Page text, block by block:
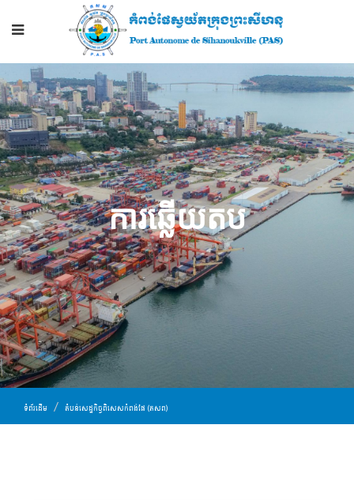
ការឆ្លើយតប
ទំព័រដើម តំបន់​សេដ្ឋកិច្ច​ពិសេស​កំពង់ផែ​​ (តសព)